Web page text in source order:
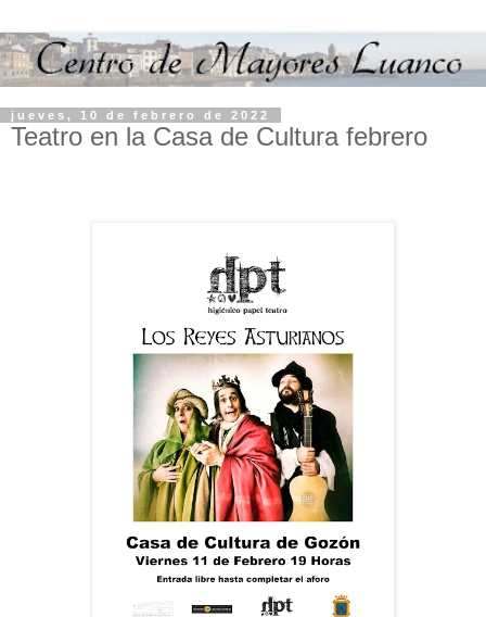
jueves, 10 de febrero de 2022
Teatro en la Casa de Cultura febrero